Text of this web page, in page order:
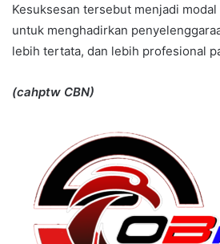
Kesuksesan tersebut menjadi
untuk menghadirkan
lebih tertata, dan lebih profesional
(cahptw CBN)